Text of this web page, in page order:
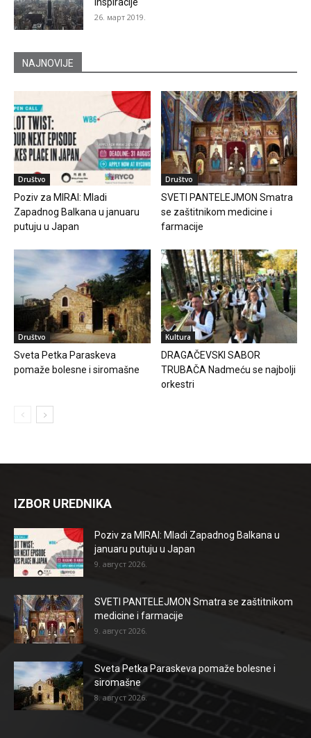
inspiracije
26. март 2019.
NAJNOVIJE
Društvo
Poziv za MIRAI: Mladi
Zapadnog Balkana u januaru
putuju u Japan
Društvo
SVETI PANTELEJMON Smatra
se zaštitnikom medicine i
farmacije
Društvo
Sveta Petka Paraskeva
pomaže bolesne i siromašne
Kultura
DRAGAČEVSKI SABOR
TRUBAČA Nadmeću se najbolji
orkestri
IZBOR UREDNIKA
Poziv za MIRAI: Mladi Zapadnog Balkana u
januaru putuju u Japan
9. август 2026.
SVETI PANTELEJMON Smatra se zaštitnikom
medicine i farmacije
9. август 2026.
Sveta Petka Paraskeva pomaže bolesne i
siromašne
8. август 2026.